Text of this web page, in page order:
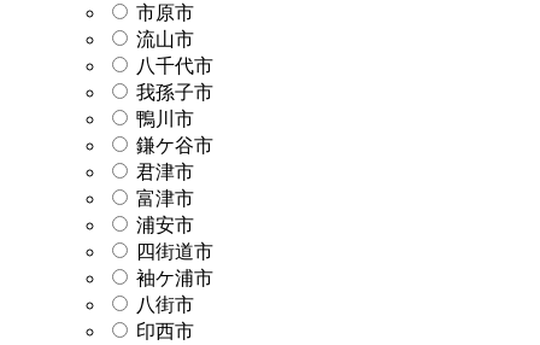
市原市
流山市
八千代市
我孫子市
鴨川市
鎌ケ谷市
君津市
富津市
浦安市
四街道市
袖ケ浦市
八街市
印西市